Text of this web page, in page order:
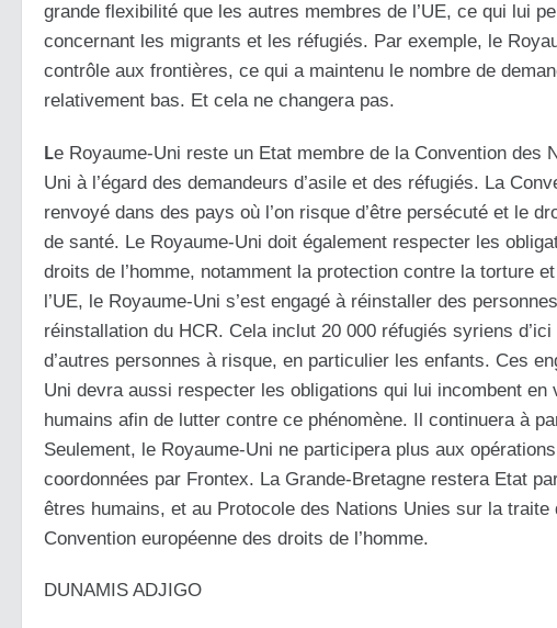
grande flexibilité que les autres membres de l’UE, ce qui lui
concernant les migrants et les réfugiés. Par exemple, le
contrôle aux frontières, ce qui a maintenu le nombre de
relativement bas. Et cela ne changera pas.
Le Royaume-Uni reste un Etat membre de la Convention
Uni à l’égard des demandeurs d’asile et des réfugiés. La
renvoyé dans des pays où l’on risque d’être persécuté et le
de santé. Le Royaume-Uni doit également respecter les
droits de l’homme, notamment la protection contre la torture
l’UE, le Royaume-Uni s’est engagé à réinstaller des
réinstallation du HCR. Cela inclut 20 000 réfugiés syriens
d’autres personnes à risque, en particulier les enfants. Ces
Uni devra aussi respecter les obligations qui lui incombent
humains afin de lutter contre ce phénomène. Il continuera à
Seulement, le Royaume-Uni ne participera plus aux
coordonnées par Frontex. La Grande-Bretagne restera Etat
êtres humains, et au Protocole des Nations Unies sur la
Convention européenne des droits de l’homme.
DUNAMIS ADJIGO